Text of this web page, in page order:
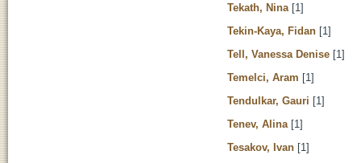
Tekath, Nina [1]
Tekin-Kaya, Fidan [1]
Tell, Vanessa Denise [1]
Temelci, Aram [1]
Tendulkar, Gauri [1]
Tenev, Alina [1]
Tesakov, Ivan [1]